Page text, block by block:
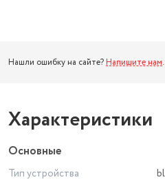
Нашли ошибку на сайте? Напишите нам.
Характеристики
Основные
Тип устройства